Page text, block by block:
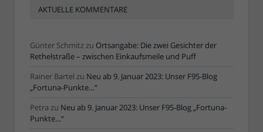
AKTUELLE KOMMENTARE
Günter Schmitzzu Ortsangabe: Die zwei Gesichter der
Rethelstraße – zwischen Einkaufsmeile und Puff
Rainer Bartel zu Neu ab 9. Januar 2023: Unser F95-Blog
„Fortuna-Punkte…“
Petra zu Neu ab 9. Januar 2023: Unser F95-Blog „Fortuna-
Punkte…“